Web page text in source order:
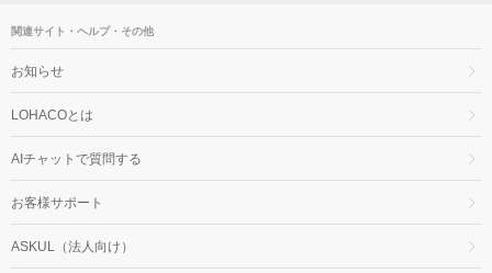
関連サイト・ヘルプ・その他
お知らせ
LOHACOとは
AIチャットで質問する
お客様サポート
ASKUL（法人向け）